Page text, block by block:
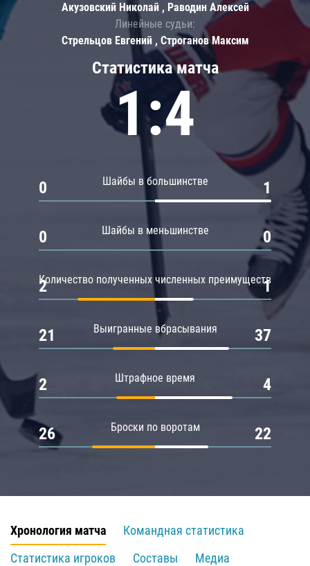
Статистика матча
1:4
Шайбы в большинстве
0 1
Шайбы в меньшинстве
0 0
Количество полученных численных преимуществ
2 1
Выигранные вбрасывания
21 37
Штрафное время
2 4
Броски по воротам
26 22
Акузовский Николай , Раводин Алексей
Линейные судьи:
Стрельцов Евгений , Строганов Максим
Хронология матча
Командная статистика
Статистика игроков
Составы
Медиа